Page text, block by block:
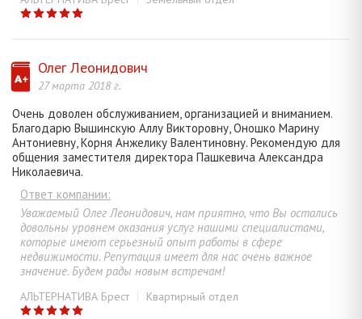
Олег Леонидович
27 марта 2018 г.
Очень доволен обслуживанием, организацией и вниманием.
Благодарю Вышинскую Аллу Викторовну, Оношко Марину
Антониевну, Корня Анжелику Валентиновну. Рекомендую для
общения заместителя директора Пашкевича Александра
Николаевича.
Ответ компании:
Уважаемый Олег Леонидович, нам приятно, что Вы остались
довольны уровнем оказания услуг нашими специалистами,
которые имеют серьезный опыт работы в сфере
недвижимости. Репутация имеет для нас очень важное
значение. Будем рады новым встречам!
АЛЬТЕРНАТИВА Брест Квартирный отдел